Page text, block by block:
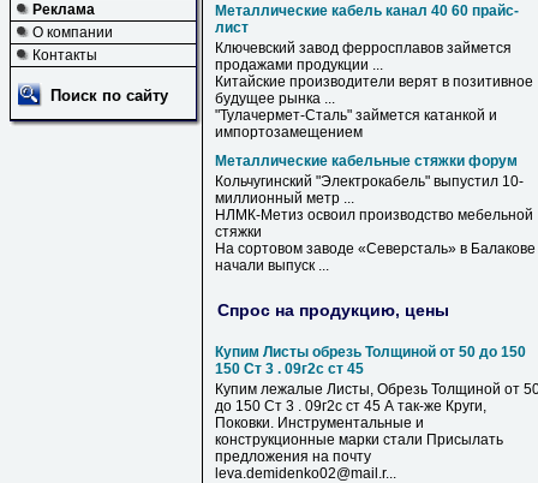
Реклама
О компании
Контакты
Поиск по сайту
Металлические кабель канал 40 60 прайс-
лист
Ключевский завод ферросплавов займется
продажами продукции ...
Китайские производители верят в позитивное
будущее рынка ...
"Тулачермет-Сталь" займется катанкой и
импортозамещением
Металлические кабельные стяжки форум
Кольчугинский "Электрокабель" выпустил 10-
миллионный метр ...
НЛМК-Метиз освоил производство мебельной
стяжки
На сортовом заводе «Северсталь» в Балакове
начали выпуск ...
Спрос на продукцию, цены
Купим Листы обрезь Толщиной от 50 до 150
150 Ст 3 . 09г2с ст 45
Купим лежалые Листы, Обрезь Толщиной от
до 150 Ст 3 . 09г2с ст 45 А так-же Круги,
Поковки. Инструментальные и
конструкционные марки стали Присылать
предложения на почту
leva.demidenko02@mail.r...